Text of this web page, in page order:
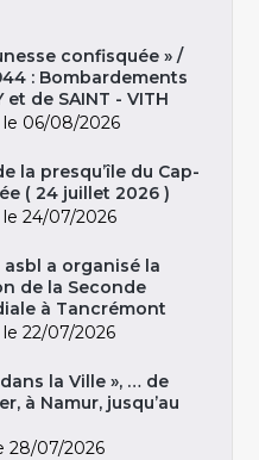
confisquée » /
: Bombardements
et de SAINT - VITH
le 06/08/2026
la presqu’île du Cap-
( 24 juillet 2026 )
le 24/07/2026
asbl a organisé la
de la Seconde
à Tancrémont
le 22/07/2026
la Ville », … de
à Namur, jusqu’au
28/07/2026